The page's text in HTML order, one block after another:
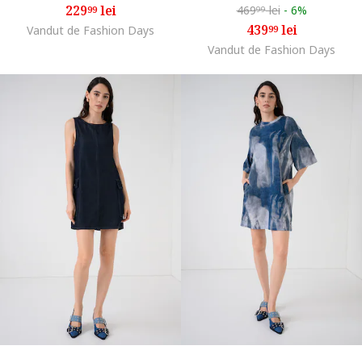
22999lei
Vandut de Fashion Days
46999lei - 6%
43999lei
Vandut de Fashion Days